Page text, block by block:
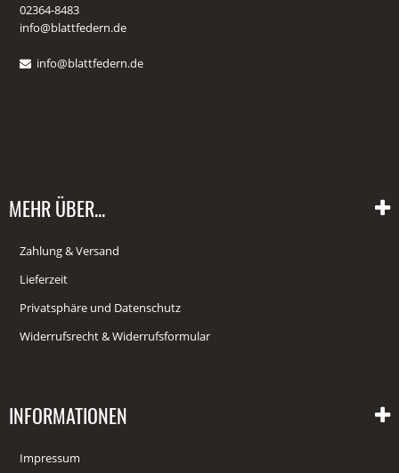
02364-8483
info@blattfedern.de
info@blattfedern.de
MEHR ÜBER...
Zahlung & Versand
Lieferzeit
Privatsphäre und Datenschutz
Widerrufsrecht & Widerrufsformular
INFORMATIONEN
Impressum